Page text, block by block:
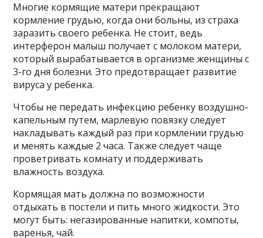
Многие кормящие матери прекращают
кормление грудью, когда они больны, из страха
заразить своего ребенка. Не стоит, ведь
интерферон малыш получает с молоком матери,
который вырабатывается в организме женщины с
3-го дня болезни. Это предотвращает развитие
вируса у ребенка.
Чтобы не передать инфекцию ребенку воздушно-
капельным путем, марлевую повязку следует
накладывать каждый раз при кормлении грудью
и менять каждые 2 часа. Также следует чаще
проветривать комнату и поддерживать
влажность воздуха.
Кормящая мать должна по возможности
отдыхать в постели и пить много жидкости. Это
могут быть: негазированные напитки, компоты,
варенья, чай.